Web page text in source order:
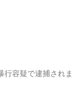
行容疑で逮捕されま